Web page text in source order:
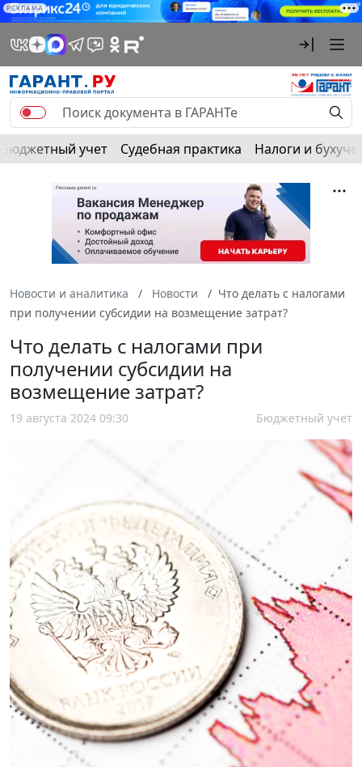
РЕКЛАМА
Бюджетный учет Судебная практика Налоги и
Новости и аналитика Новости
Что делать с налогами
при получении субсидии на возмещение затрат?
Что делать с налогами при
получении субсидии на
возмещение затрат?
19 августа 2024 09:30 Бюджетный учет